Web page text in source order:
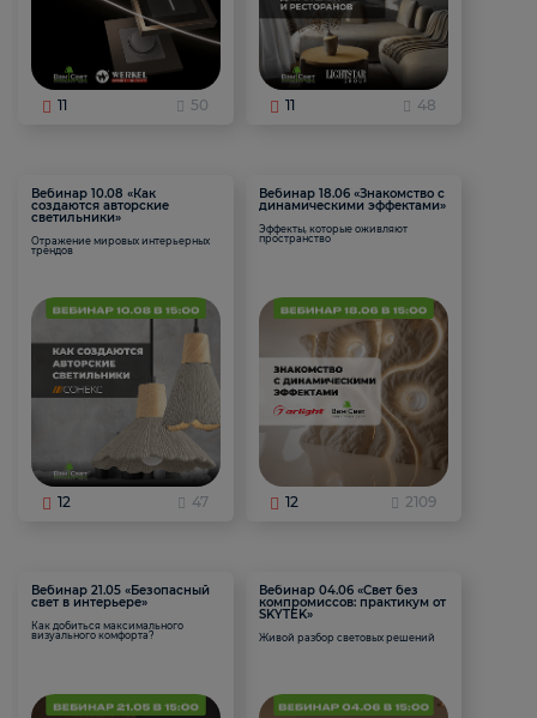
11 50 11 48
Вебинар 10.08 «Как
создаются авторские
светильники»
Отражение мировых интерьерных
трендов
12 47
Вебинар 18.06 «Знакомство с
динамическими эффектами»
Эффекты, которые оживляют
пространство
12 2109
Вебинар 21.05 «Безопасный
свет в интерьере»
Как добиться максимального
визуального комфорта?
Вебинар 04.06 «Свет без
компромиссов: практикум от
SKYTEK»
Живой разбор световых решений